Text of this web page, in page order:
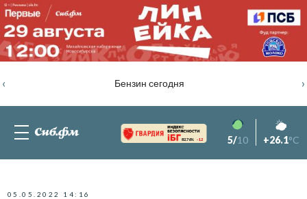
Бензин сегодня
‹ ›
82.76% -1.2 5/10 +26.1°C
05.05.2022 14:16